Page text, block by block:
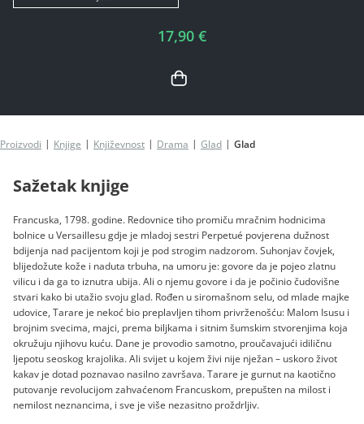
17,90 €
Proizvodi Knjige Književnost Drama Glad Glad
Sažetak knjige
Francuska, 1798. godine. Redovnice tiho promiču mračnim hodnicima
bolnice u Versaillesu gdje je mladoj sestri Perpetué povjerena dužnost
bdijenja nad pacijentom koji je pod strogim nadzorom. Suhonjav čovjek,
blijedožute kože i naduta trbuha, na umoru je: govore da je pojeo zlatnu
vilicu i da ga to iznutra ubija. Ali o njemu govore i da je počinio čudovišne
stvari kako bi utažio svoju glad. Rođen u siromašnom selu, od mlade majke
udovice, Tarare je nekoć bio preplavljen tihom privrženošću: Malom Isusu i
brojnim svecima, majci, prema biljkama i sitnim šumskim stvorenjima koja
okružuju njihovu kuću. Dane je provodio samotno, proučavajući idiličnu
ljepotu seoskog krajolika. Ali svijet u kojem živi nije nježan – uskoro život
kakav je dotad poznavao nasilno završava. Tarare je gurnut na kaotično
putovanje revolucijom zahvaćenom Francuskom, prepušten na milost i
nemilost neznancima, i sve je više nezasitno proždrljiv.